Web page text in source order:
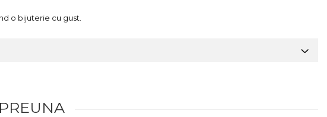
o bijuterie cu gust.